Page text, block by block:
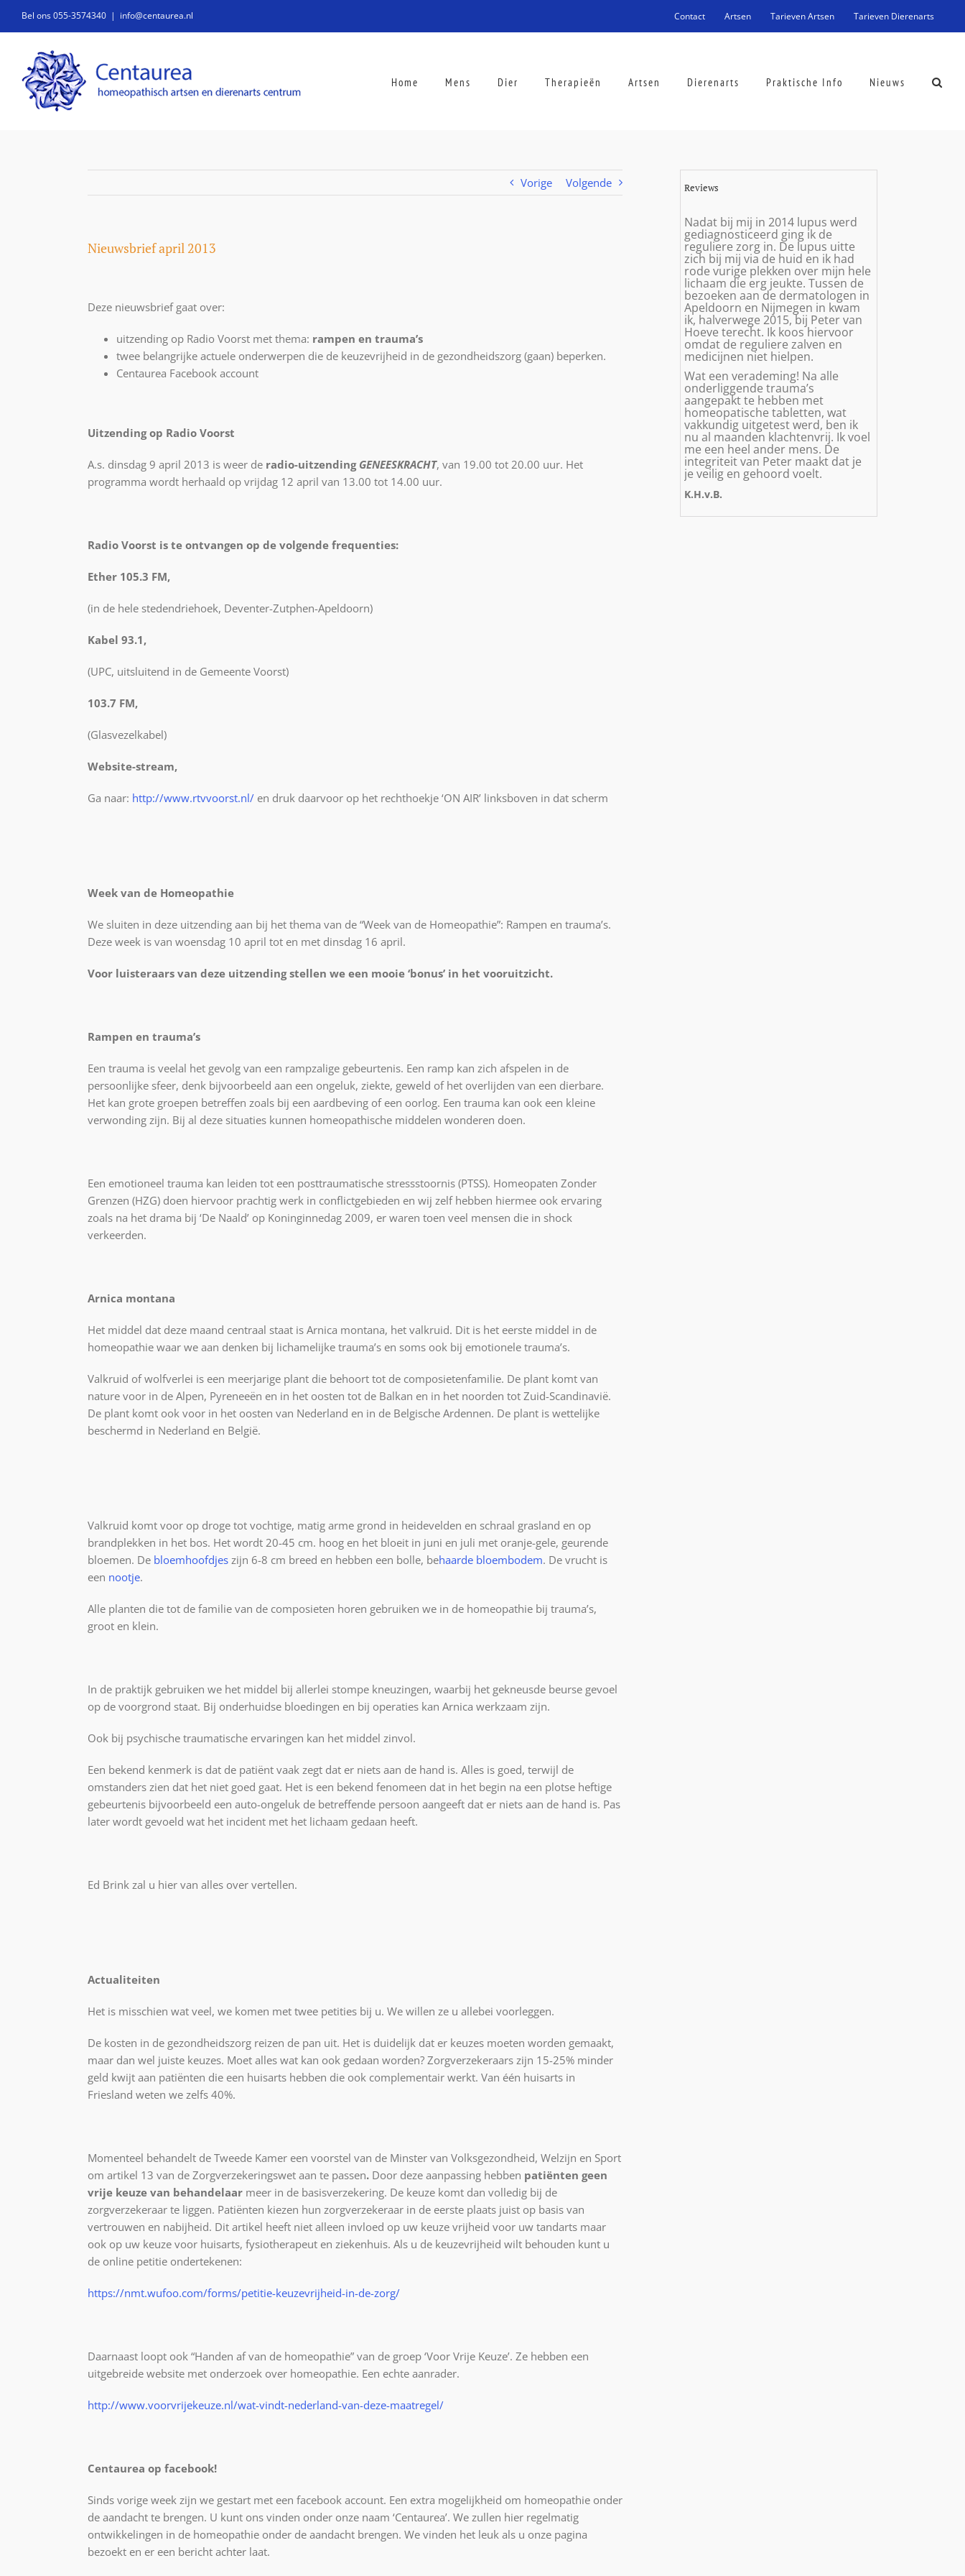
Bel ons 055-3574340 | info@centaurea.nl Contact Artsen Tarieven Artsen Tarieven Dierenarts
Home Mens Dier Therapieën Artsen Dierenarts Praktische Info Nieuws
Vorige Volgende
Nieuwsbrief april 2013
Deze nieuwsbrief gaat over:
uitzending op Radio Voorst met thema: rampen en trauma’s
twee belangrijke actuele onderwerpen die de keuzevrijheid in de gezondheidszorg (gaan) beperken.
Centaurea Facebook account
Uitzending op Radio Voorst
A.s. dinsdag 9 april 2013 is weer de radio-uitzending GENEESKRACHT, van 19.00 tot 20.00 uur. Het
programma wordt herhaald op vrijdag 12 april van 13.00 tot 14.00 uur.
Radio Voorst is te ontvangen op de volgende frequenties:
Ether 105.3 FM,
(in de hele stedendriehoek, Deventer-Zutphen-Apeldoorn)
Kabel 93.1,
(UPC, uitsluitend in de Gemeente Voorst)
103.7 FM,
(Glasvezelkabel)
Website-stream,
Ga naar: http://www.rtvvoorst.nl/ en druk daarvoor op het rechthoekje ‘ON AIR’ linksboven in dat scherm
Week van de Homeopathie
We sluiten in deze uitzending aan bij het thema van de “Week van de Homeopathie”: Rampen en trauma’s.
Deze week is van woensdag 10 april tot en met dinsdag 16 april.
Voor luisteraars van deze uitzending stellen we een mooie ‘bonus’ in het vooruitzicht.
Rampen en trauma’s
Een trauma is veelal het gevolg van een rampzalige gebeurtenis. Een ramp kan zich afspelen in de
persoonlijke sfeer, denk bijvoorbeeld aan een ongeluk, ziekte, geweld of het overlijden van een dierbare.
Het kan grote groepen betreffen zoals bij een aardbeving of een oorlog. Een trauma kan ook een kleine
verwonding zijn. Bij al deze situaties kunnen homeopathische middelen wonderen doen.
Een emotioneel trauma kan leiden tot een posttraumatische stressstoornis (PTSS). Homeopaten Zonder
Grenzen (HZG) doen hiervoor prachtig werk in conflictgebieden en wij zelf hebben hiermee ook ervaring
zoals na het drama bij ‘De Naald’ op Koninginnedag 2009, er waren toen veel mensen die in shock
verkeerden.
Arnica montana
Het middel dat deze maand centraal staat is Arnica montana, het valkruid. Dit is het eerste middel in de
homeopathie waar we aan denken bij lichamelijke trauma’s en soms ook bij emotionele trauma’s.
Valkruid of wolfverlei is een meerjarige plant die behoort tot de composietenfamilie. De plant komt van
nature voor in de Alpen, Pyreneeën en in het oosten tot de Balkan en in het noorden tot Zuid-Scandinavië.
De plant komt ook voor in het oosten van Nederland en in de Belgische Ardennen. De plant is wettelijke
beschermd in Nederland en België.
Valkruid komt voor op droge tot vochtige, matig arme grond in heidevelden en schraal grasland en op
brandplekken in het bos. Het wordt 20-45 cm. hoog en het bloeit in juni en juli met oranje-gele, geurende
bloemen. De bloemhoofdjes zijn 6-8 cm breed en hebben een bolle, behaarde bloembodem. De vrucht is
een nootje.
Alle planten die tot de familie van de composieten horen gebruiken we in de homeopathie bij trauma’s,
groot en klein.
In de praktijk gebruiken we het middel bij allerlei stompe kneuzingen, waarbij het gekneusde beurse gevoel
op de voorgrond staat. Bij onderhuidse bloedingen en bij operaties kan Arnica werkzaam zijn.
Ook bij psychische traumatische ervaringen kan het middel zinvol.
Een bekend kenmerk is dat de patiënt vaak zegt dat er niets aan de hand is. Alles is goed, terwijl de
omstanders zien dat het niet goed gaat. Het is een bekend fenomeen dat in het begin na een plotse heftige
gebeurtenis bijvoorbeeld een auto-ongeluk de betreffende persoon aangeeft dat er niets aan de hand is. Pas
later wordt gevoeld wat het incident met het lichaam gedaan heeft.
Ed Brink zal u hier van alles over vertellen.
Actualiteiten
Het is misschien wat veel, we komen met twee petities bij u. We willen ze u allebei voorleggen.
De kosten in de gezondheidszorg reizen de pan uit. Het is duidelijk dat er keuzes moeten worden gemaakt,
maar dan wel juiste keuzes. Moet alles wat kan ook gedaan worden? Zorgverzekeraars zijn 15-25% minder
geld kwijt aan patiënten die een huisarts hebben die ook complementair werkt. Van één huisarts in
Friesland weten we zelfs 40%.
Momenteel behandelt de Tweede Kamer een voorstel van de Minster van Volksgezondheid, Welzijn en Sport
om artikel 13 van de Zorgverzekeringswet aan te passen. Door deze aanpassing hebben patiënten geen
vrije keuze van behandelaar meer in de basisverzekering. De keuze komt dan volledig bij de
zorgverzekeraar te liggen. Patiënten kiezen hun zorgverzekeraar in de eerste plaats juist op basis van
vertrouwen en nabijheid. Dit artikel heeft niet alleen invloed op uw keuze vrijheid voor uw tandarts maar
ook op uw keuze voor huisarts, fysiotherapeut en ziekenhuis. Als u de keuzevrijheid wilt behouden kunt u
de online petitie ondertekenen:
https://nmt.wufoo.com/forms/petitie-keuzevrijheid-in-de-zorg/
Daarnaast loopt ook “Handen af van de homeopathie” van de groep ‘Voor Vrije Keuze’. Ze hebben een
uitgebreide website met onderzoek over homeopathie. Een echte aanrader.
http://www.voorvrijekeuze.nl/wat-vindt-nederland-van-deze-maatregel/
Centaurea op facebook!
Sinds vorige week zijn we gestart met een facebook account. Een extra mogelijkheid om homeopathie onder
de aandacht te brengen. U kunt ons vinden onder onze naam ‘Centaurea’. We zullen hier regelmatig
ontwikkelingen in de homeopathie onder de aandacht brengen. We vinden het leuk als u onze pagina
bezoekt en er een bericht achter laat.
Reviews
Nadat bij mij in 2014 lupus werd
gediagnosticeerd ging ik de
reguliere zorg in. De lupus uitte
zich bij mij via de huid en ik had
rode vurige plekken over mijn hele
lichaam die erg jeukte. Tussen de
bezoeken aan de dermatologen in
Apeldoorn en Nijmegen in kwam
ik, halverwege 2015, bij Peter van
Hoeve terecht. Ik koos hiervoor
omdat de reguliere zalven en
medicijnen niet hielpen.
Wat een verademing! Na alle
onderliggende trauma’s
aangepakt te hebben met
homeopatische tabletten, wat
vakkundig uitgetest werd, ben ik
nu al maanden klachtenvrij. Ik voel
me een heel ander mens. De
integriteit van Peter maakt dat je
je veilig en gehoord voelt.
K.H.v.B.